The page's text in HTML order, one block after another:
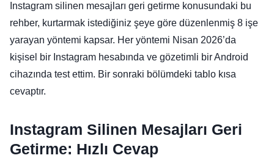
Instagram silinen mesajları geri getirme konusundaki bu
rehber, kurtarmak istediğiniz şeye göre düzenlenmiş 8 işe
yarayan yöntemi kapsar. Her yöntemi Nisan 2026’da
kişisel bir Instagram hesabında ve gözetimli bir Android
cihazında test ettim. Bir sonraki bölümdeki tablo kısa
cevaptır.
Instagram Silinen Mesajları Geri
Getirme: Hızlı Cevap